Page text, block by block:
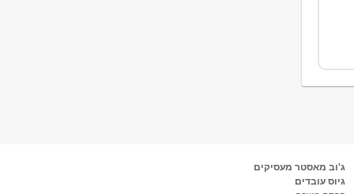
ג'וב מאסטר מעסיקים
גיוס עובדים